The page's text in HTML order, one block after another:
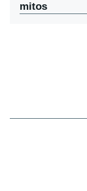
mitos